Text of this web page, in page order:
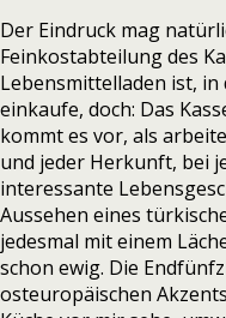
Der Eindruck mag
Feinkostabteilung des
Lebensmittelladen ist,
einkaufe, doch: Das
kommt es vor, als
und jeder Herkunft, bei
interessante
Aussehen eines
jedesmal mit einem
schon ewig. Die
osteuropäischen